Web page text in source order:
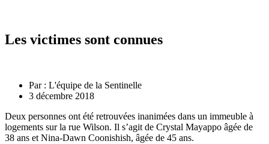
Les victimes sont connues
Par : L'équipe de la Sentinelle
3 décembre 2018
Deux personnes ont été retrouvées inanimées dans un immeuble à
logements sur la rue Wilson. Il s’agit de Crystal Mayappo âgée de
38 ans et Nina-Dawn Coonishish, âgée de 45 ans.